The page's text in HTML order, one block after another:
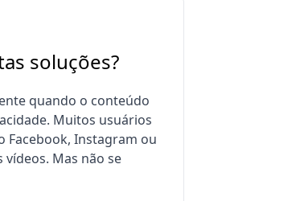
soluções?
quando o conteúdo
Muitos usuários
Facebook, Instagram ou
Mas não se